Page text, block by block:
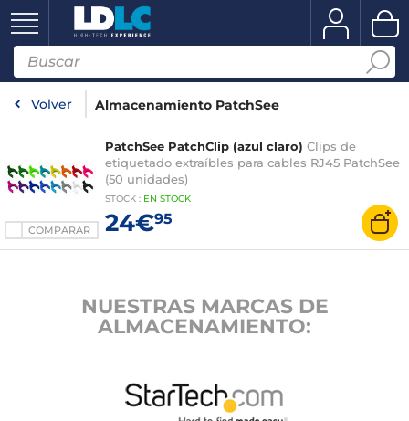
Volver Almacenamiento PatchSee
COMPARAR
PatchSee PatchClip (azul claro) Clips de
etiquetado extraíbles para cables RJ45 PatchSee
(50 unidades)
STOCK : EN STOCK
24€95
NUESTRAS MARCAS DE
ALMACENAMIENTO: